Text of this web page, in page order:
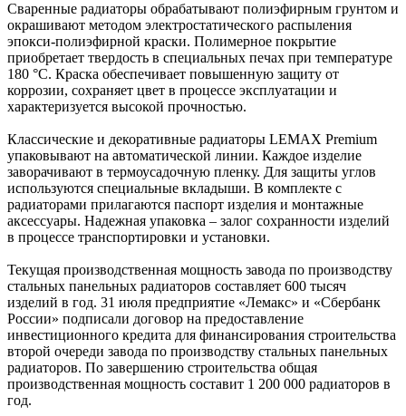
Сваренные радиаторы обрабатывают полиэфирным грунтом и
окрашивают методом электростатического распыления
эпокси-полиэфирной краски. Полимерное покрытие
приобретает твердость в специальных печах при температуре
180 °С. Краска обеспечивает повышенную защиту от
коррозии, сохраняет цвет в процессе эксплуатации и
характеризуется высокой прочностью.
Классические и декоративные радиаторы LEMAX Premium
упаковывают на автоматической линии. Каждое изделие
заворачивают в термоусадочную пленку. Для защиты углов
используются специальные вкладыши. В комплекте с
радиаторами прилагаются паспорт изделия и монтажные
аксессуары. Надежная упаковка – залог сохранности изделий
в процессе транспортировки и установки.
Текущая производственная мощность завода по производству
стальных панельных радиаторов составляет 600 тысяч
изделий в год. 31 июля предприятие «Лемакс» и «Сбербанк
России» подписали договор на предоставление
инвестиционного кредита для финансирования строительства
второй очереди завода по производству стальных панельных
радиаторов. По завершению строительства общая
производственная мощность составит 1 200 000 радиаторов в
год.